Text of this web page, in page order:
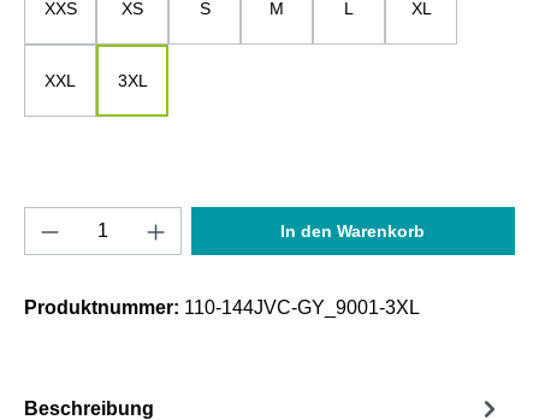
XXS XS S M L XL
XXL 3XL
Produkt Anzahl: Gib den gewünschten
In den Warenkorb
Produktnummer: 110-144JVC-GY_9001-3XL
Beschreibung